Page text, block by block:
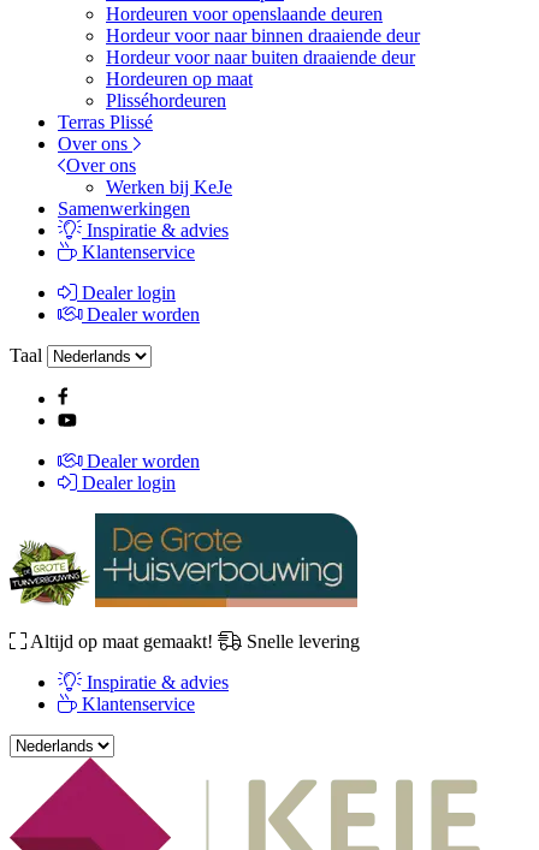
Hordeuren voor openslaande deuren
Hordeur voor naar binnen draaiende deur
Hordeur voor naar buiten draaiende deur
Hordeuren op maat
Plisséhordeuren
Terras Plissé
Over ons
Over ons
Werken bij KeJe
Samenwerkingen
Inspiratie & advies
Klantenservice
Dealer login
Dealer worden
Taal
Dealer worden
Dealer login
Altijd op maat gemaakt!
Snelle levering
Inspiratie & advies
Klantenservice